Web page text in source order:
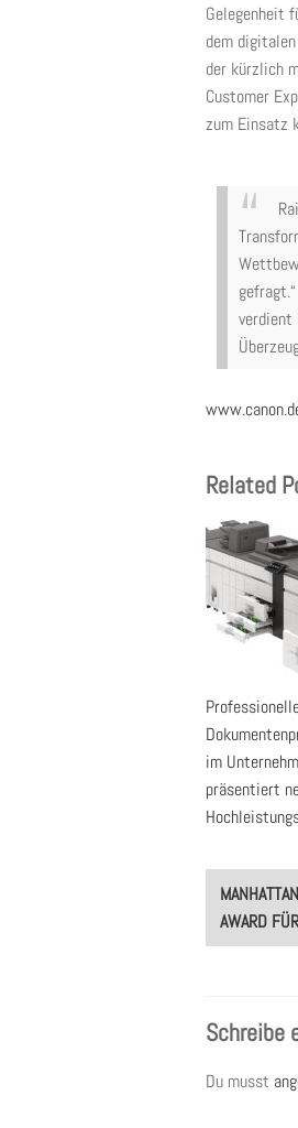
Gelegenheit
dem
der kürzlich
Customer
zum Einsatz
verdient
Related
im
präsentiert
Post
AWARD
Schreibe
Du musst